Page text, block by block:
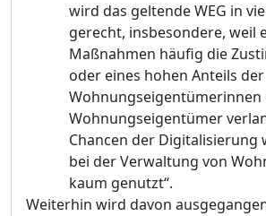
wird das geltende WEG in
gerecht, insbesondere, weil
Maßnahmen häufig die
oder eines hohen Anteils der
Wohnungseigentümerinnen
Wohnungseigentümer
Chancen der Digitalisierung
bei der Verwaltung von
kaum genutzt“.
Weiterhin wird davon